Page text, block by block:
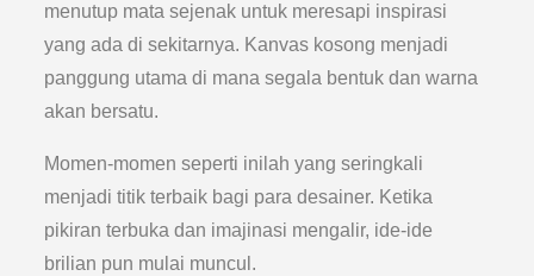
menutup mata sejenak untuk meresapi inspirasi
yang ada di sekitarnya. Kanvas kosong menjadi
panggung utama di mana segala bentuk dan warna
akan bersatu.
Momen-momen seperti inilah yang seringkali
menjadi titik terbaik bagi para desainer. Ketika
pikiran terbuka dan imajinasi mengalir, ide-ide
brilian pun mulai muncul.